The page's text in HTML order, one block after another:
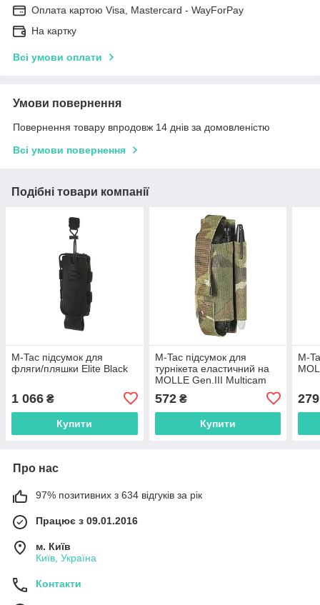
Оплата картою Visa, Mastercard - WayForPay
На картку
Всі умови оплати
Умови повернення
Повернення товару впродовж 14 днів за домовленістю
Всі умови повернення
Подібні товари компанії
M-Tac підсумок для
фляги/пляшки Elite Black
1 066 ₴
Купити
M-Tac підсумок для
турнікета еластичний на
MOLLE Gen.III Multicam
572₴
Купити
M-
279
Про нас
97% позитивних з 634 відгуків за рік
Працює з 09.01.2016
м. Київ
Київ, Україна
Контакти